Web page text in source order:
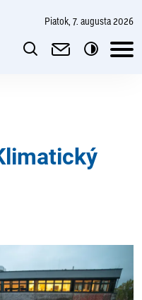
piatok, 7. augusta 2026